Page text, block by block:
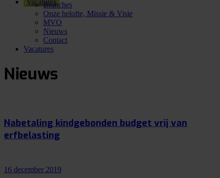
VacaturesBranches
Onze belofte, Missie & Visie
MVO
Nieuws
Contact
Vacatures
Nieuws
Nabetaling kindgebonden budget vrij van
erfbelasting
16 december 2019